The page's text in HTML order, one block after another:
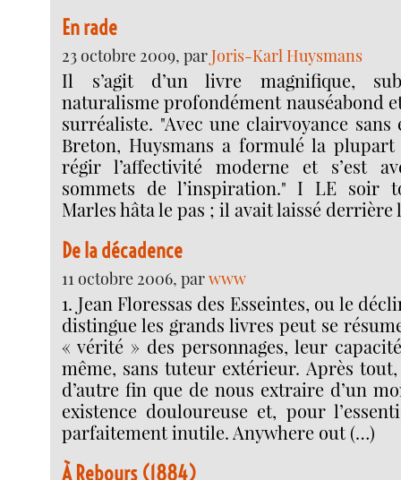
En rade
23 octobre 2009, parJoris-Karl Huysmans
Il s’agit d’un livre magnifique,
naturalisme profondément nauséabond
surréaliste. "Avec une clairvoyance
Breton, Huysmans a formulé la
régir l’affectivité moderne et s’est
sommets de l’inspiration." I LE soir
Marles hâta le pas ; il avait laissé
De la décadence
11 octobre 2006, parwww
1. Jean Floressas des Esseintes, ou le
distingue les grands livres peut se
« vérité » des personnages, leur
même, sans tuteur extérieur. Après tout,
d’autre fin que de nous extraire d’un
existence douloureuse et, pour
parfaitement inutile. Anywhere out (…)
À Rebours (1884)